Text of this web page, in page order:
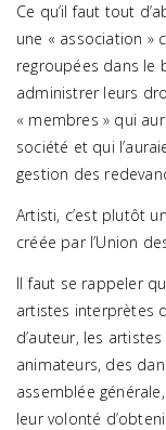
Ce qu’il faut tout
une « association »
regroupées dans
administrer leurs
« membres » qui
société et qui
gestion des
Artisti, c’est plutôt
créée par l’Union
Il faut se rappeler
artistes interprètes
d’auteur, les
animateurs, des
assemblée
leur volonté